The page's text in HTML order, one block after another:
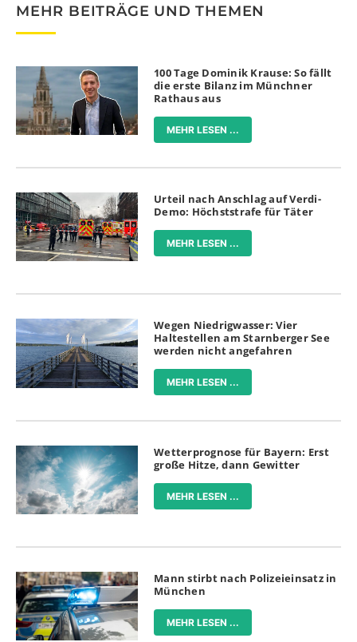
MEHR BEITRÄGE UND THEMEN
100 Tage Dominik Krause: So fällt
die erste Bilanz im Münchner
Rathaus aus
MEHR LESEN ...
Urteil nach Anschlag auf Verdi-
Demo: Höchststrafe für Täter
MEHR LESEN ...
Wegen Niedrigwasser: Vier
Haltestellen am Starnberger See
werden nicht angefahren
MEHR LESEN ...
Wetterprognose für Bayern: Erst
große Hitze, dann Gewitter
MEHR LESEN ...
Mann stirbt nach Polizeieinsatz in
München
MEHR LESEN ...